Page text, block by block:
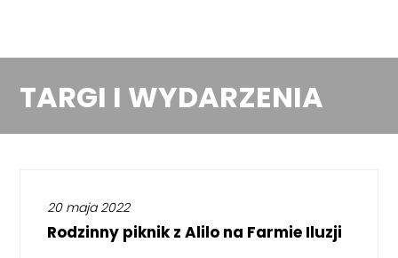
TARGI I WYDARZENIA
20 maja 2022
Rodzinny piknik z Alilo na Farmie Iluzji